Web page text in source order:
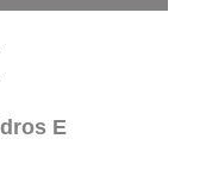
E